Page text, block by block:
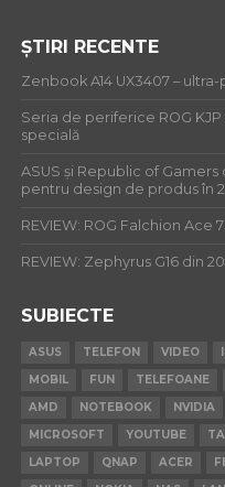
ȘTIRI RECENTE
Zenbook A14 UX3407 –
Seria de periferice ROG
specială
ASUS și Republic of
pentru design de produs în
REVIEW: ROG Falchion
REVIEW: Zephyrus G16 din
SUBIECTE
ASUS TELEFON VIDEO
MOBIL
FUN TELEFOANE
AMD
NOTEBOOK NVIDIA
MICROSOFT
YOUTUBE
LAPTOP
QNAP ACER